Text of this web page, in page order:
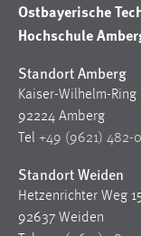
Ostbayerische
Hochschule
Standort Amberg
Kaiser-Wilhelm-Ring
92224 Amberg
Tel +49 (9621) 482-0
Standort Weiden
Hetzenrichter Weg
92637 Weiden
STATISTIK
Statistik
unsere
Matomo
_pk_ref,
Zweck: